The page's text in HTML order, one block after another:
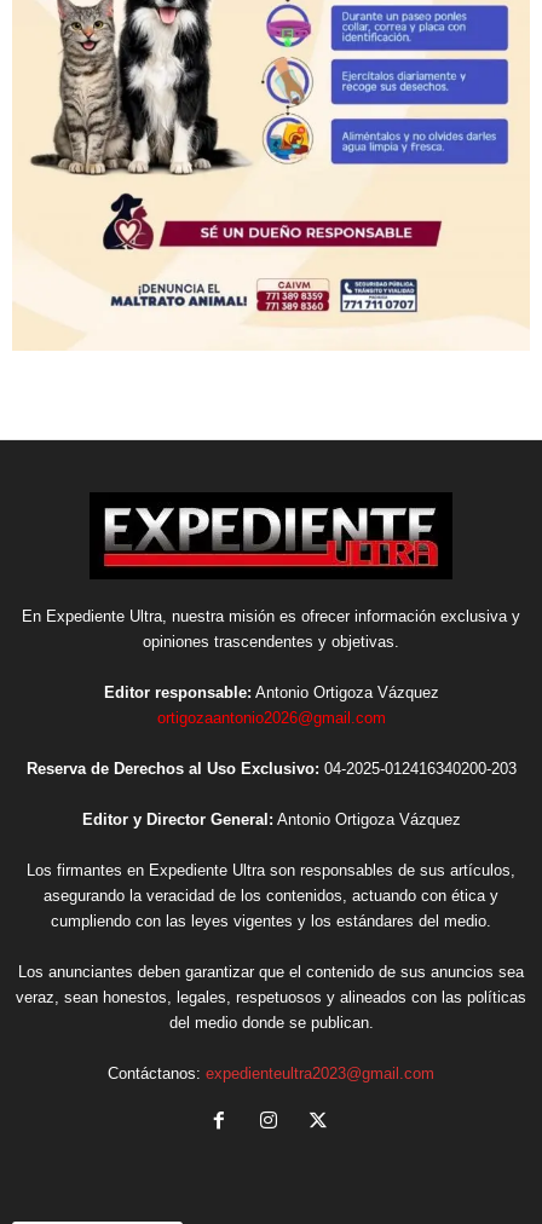
En Expediente Ultra, nuestra misión es ofrecer información exclusiva y
opiniones trascendentes y objetivas.
Editor responsable: Antonio Ortigoza Vázquez
ortigozaantonio2026@gmail.com
Reserva de Derechos al Uso Exclusivo: 04-2025-012416340200-203
Editor y Director General: Antonio Ortigoza Vázquez
Los firmantes en Expediente Ultra son responsables de sus artículos,
asegurando la veracidad de los contenidos, actuando con ética y
cumpliendo con las leyes vigentes y los estándares del medio.
Los anunciantes deben garantizar que el contenido de sus anuncios sea
veraz, sean honestos, legales, respetuosos y alineados con las políticas
del medio donde se publican.
Contáctanos: expedienteultra2023@gmail.com